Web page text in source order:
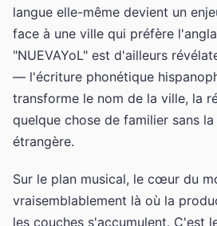
langue elle-même devient un
face à une ville qui préfère
"NUEVAYoL" est d'ailleurs
— l'écriture phonétique
transforme le nom de la ville, la
quelque chose de familier sans
étrangère.
Sur le plan musical, le cœur du
vraisemblablement là où la
les couches s'accumulent. C'est